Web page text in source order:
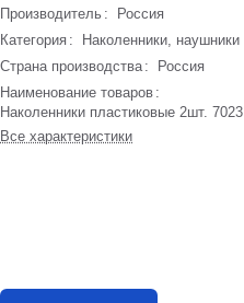
Производитель :
Россия
Категория :
Наколенники, наушники
Страна производства :
Россия
Наименование товаров :
Наколенники пластиковые 2шт. 7023
Все характеристики